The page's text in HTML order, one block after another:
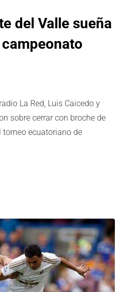
del Valle sueña
La Red, Luis Caicedo y
sobre cerrar con broche de
torneo ecuatoriano de